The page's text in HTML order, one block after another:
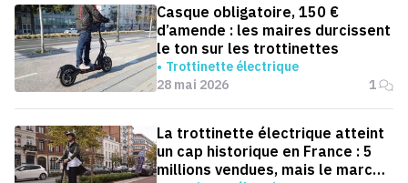
Casque obligatoire, 150 €
d’amende : les maires durcissent
le ton sur les trottinettes
Trottinette électrique
28 mai 2026
1
La trottinette électrique atteint
un cap historique en France : 5
millions vendues, mais le marché